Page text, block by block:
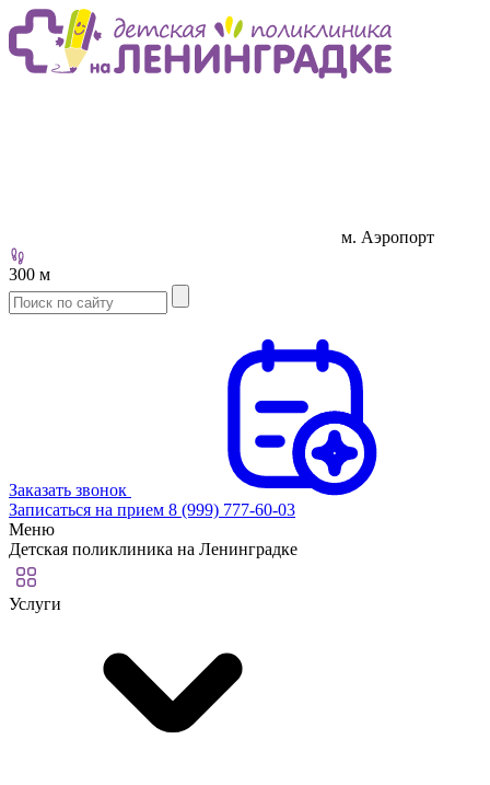
м. Аэропорт
300 м
Заказать звонок
Записаться на прием 8 (999) 777-60-03
Меню
Детская поликлиника на Ленинградке
Услуги